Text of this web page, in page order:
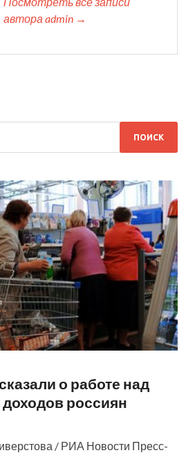
автора admin →
о работе над
россиян
/ РИА Новости Пресс-